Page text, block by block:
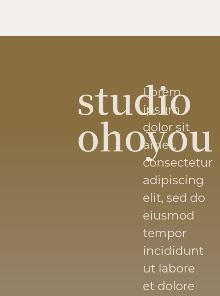
studio
ohoyou
Lorem
ipsum
dolor sit
amet,
consectetur
adipiscing
elit, sed do
eiusmod
tempor
incididunt
ut labore
et dolore